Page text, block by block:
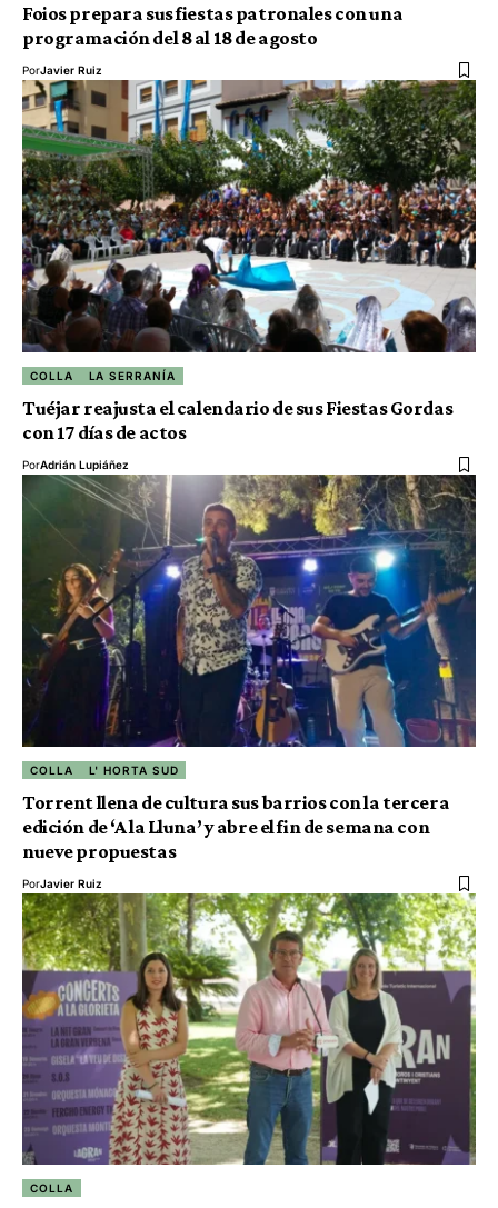
Foios prepara sus fiestas patronales con una
programación del 8 al 18 de agosto
PorJavier Ruiz
COLLA LA SERRANÍA
Tuéjar reajusta el calendario de sus Fiestas Gordas
con 17 días de actos
PorAdrián Lupiáñez
COLLA L' HORTA SUD
Torrent llena de cultura sus barrios con la tercera
edición de ‘A la Lluna’ y abre el fin de semana con
nueve propuestas
PorJavier Ruiz
COLLA